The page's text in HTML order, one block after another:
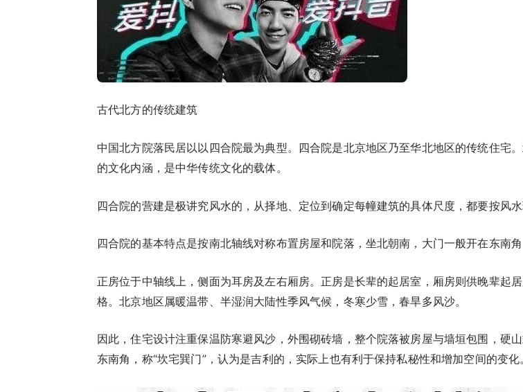
古代北方的传统建筑
中国北方院落民居以以四合院最为典型。四合院是北京地区乃至华北地区的传统住宅
的文化内涵，是中华传统文化的载体。
四合院的营建是极讲究风水的，从择地、定位到确定每幢建筑的具体尺度，都要按风水
四合院的基本特点是按南北轴线对称布置房屋和院落，坐北朝南，大门一般开在东南
正房位于中轴线上，侧面为耳房及左右厢房。正房是长辈的起居室，厢房则供晚辈起
格。北京地区属暖温带、半湿润大陆性季风气候，冬寒少雪，春旱多风沙。
因此，住宅设计注重保温防寒避风沙，外围砌砖墙，整个院落被房屋与墙垣包围，硬
东南角，称“坎宅巽门”，认为是吉利的，实际上也有利于保持私秘性和增加空间的变化